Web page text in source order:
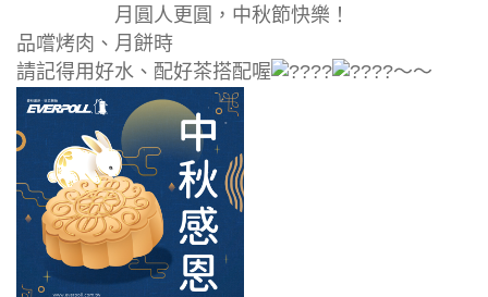
月圓人更圓，中秋節快樂！
品嚐烤肉、月餅時
請記得用好水、配好茶搭配喔
～～